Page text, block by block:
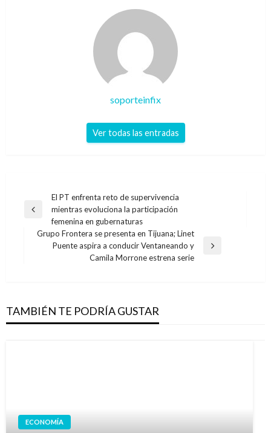
soporteinfix
Ver todas las entradas
Navegación
de
entradas
Entrada
anterior
El PT enfrenta reto de supervivencia
mientras evoluciona la participación
femenina en gubernaturas
Entrada
Grupo Frontera se presenta en Tijuana; Linet
Puente aspira a conducir Ventaneando y
Camila Morrone estrena serie
TAMBIÉN TE PODRÍA GUSTAR
ECONOMÍA